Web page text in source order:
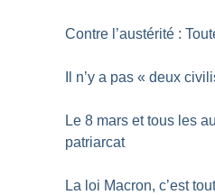
Contre l’austérité :
Il n’y a pas « deux
Le 8 mars et tous les
patriarcat
La loi Macron, c’est